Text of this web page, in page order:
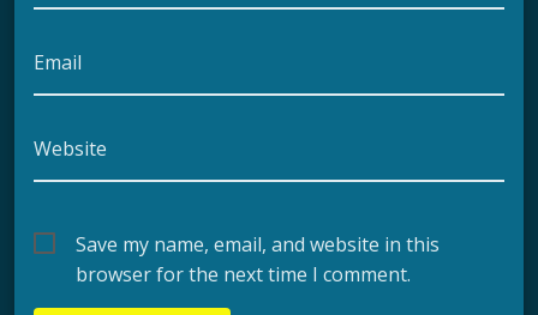
Email
Website
Save my name, email, and website in this
browser for the next time I comment.